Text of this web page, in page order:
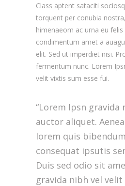
Class aptent sataciti
torquent per conubia
himenaeom ac urna eu felis
condimentum amet a
elit. Sed ut imperdiet nisi.
fermentum nunc. Lorem
velit vixtis sum esse fui.
“Lorem Ipsn gravida
auctor aliquet.
lorem quis
consequat ipsutis
Duis sed odio sit
gravida nibh vel